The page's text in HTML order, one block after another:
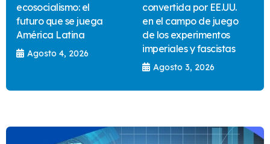
ecosocialismo: el
futuro que se juega
América Latina
Agosto 4, 2026
convertida por EE.UU.
en el campo de juego
de los experimentos
imperiales y fascistas
Agosto 3, 2026